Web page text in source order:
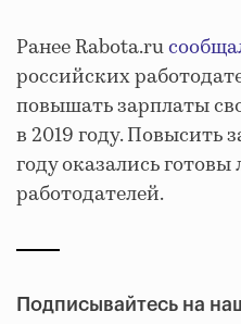
Ранее Rabota.ru
российских
повышать зарплаты
в 2019 году. Повысить
году оказались готовы
работодателей.
Подписывайтесь на